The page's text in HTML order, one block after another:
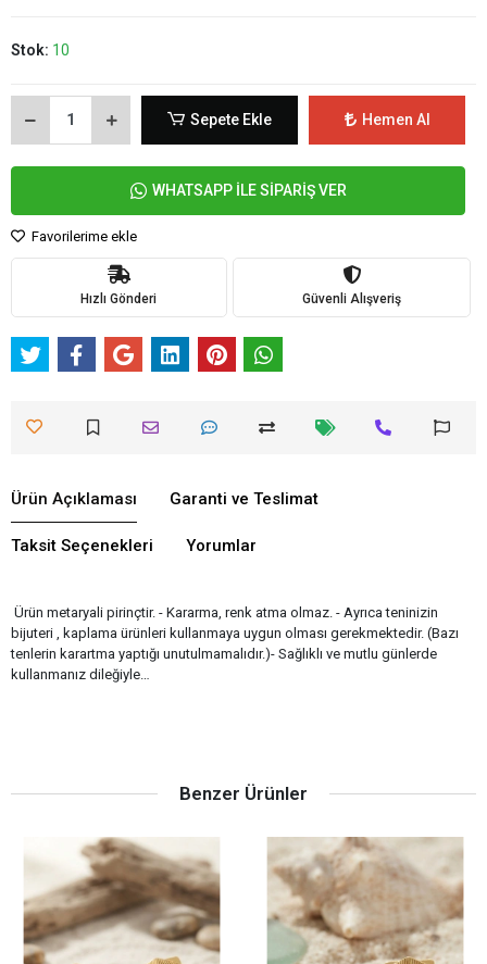
Stok: 10
Sepete Ekle Hemen Al
WHATSAPP İLE SİPARİŞ VER
Favorilerime ekle
Hızlı Gönderi Güvenli Alışveriş
Ürün Açıklaması Garanti ve Teslimat
Taksit Seçenekleri Yorumlar
Ürün metaryali pirinçtir. - Kararma, renk atma olmaz. - Ayrıca teninizin
bijuteri , kaplama ürünleri kullanmaya uygun olması gerekmektedir. (Bazı
tenlerin karartma yaptığı unutulmamalıdır.)- Sağlıklı ve mutlu günlerde
kullanmanız dileğiyle…
Benzer Ürünler